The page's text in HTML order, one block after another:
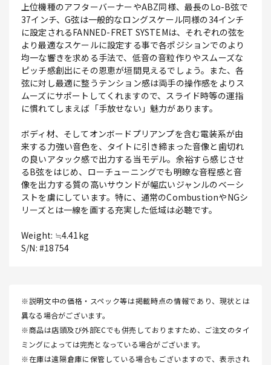
上位機種のアフターバーナーやABZ同様、最長のLo-B弦で
37インチ、G弦は一般的なロングスケール同様の34インチ
に設定されるFANNED-FRET SYSTEMは、それぞれの弦を
より最適なスケールに設定する事で各ポジションでのより
均一な響きを求める手法で、低音の音粒作りやスムーズな
ピッチ感創出にその恩恵が垣間見えるでしょう。また、各
弦に対し最適に整うテンション感は両手の操作感をよりス
ムーズにサポートしてくれますので、スライド時等の運指
に慣れてしまえば「手放せない」魅力があります。
ボディ材、そしてオンボードプリアンプを含む電装系が由
来する力強い音色を、タイトに引き締まった音像と歯切れ
の良いアタック感で出力する当モデル。余裕すら感じさせ
るB弦をはじめ、ローチューニングでも明瞭な音程感と音
像を出力する質の高いサウンドが幅広いジャンルのベーシ
ストを虜にしています。特に、通常のCombustionやNGシ
リーズとは一線を画する充実した低域は必聴です。
Weight: ≒4.41kg
S/N: #18754
※説明文中の価格・スペック等は掲載時点の情報であり、現状とは
異なる場合がございます。
※商品は店頭及び外部ECでも併売しておりますため、ご注文のタイ
ミングによっては完売となっている場合がございます。
※在庫は遠隔倉庫に保管している場合もございますので、表示され